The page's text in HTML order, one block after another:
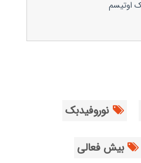
نوروفیدبک
بیش فعالی